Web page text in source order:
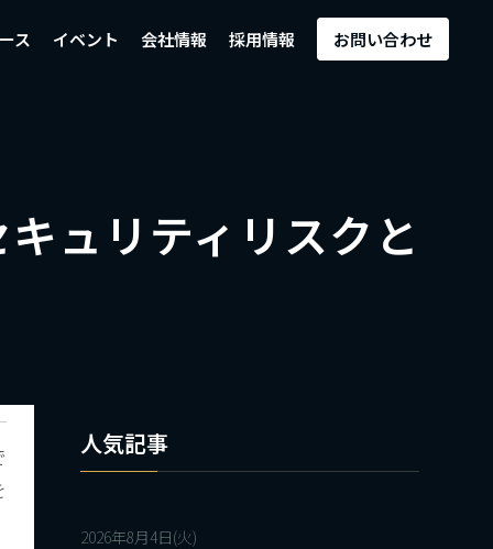
ス イベント 会社情報 採用情報 お問い合わせ
ュリティリスクと
人気記事
2026年8月4日(火)